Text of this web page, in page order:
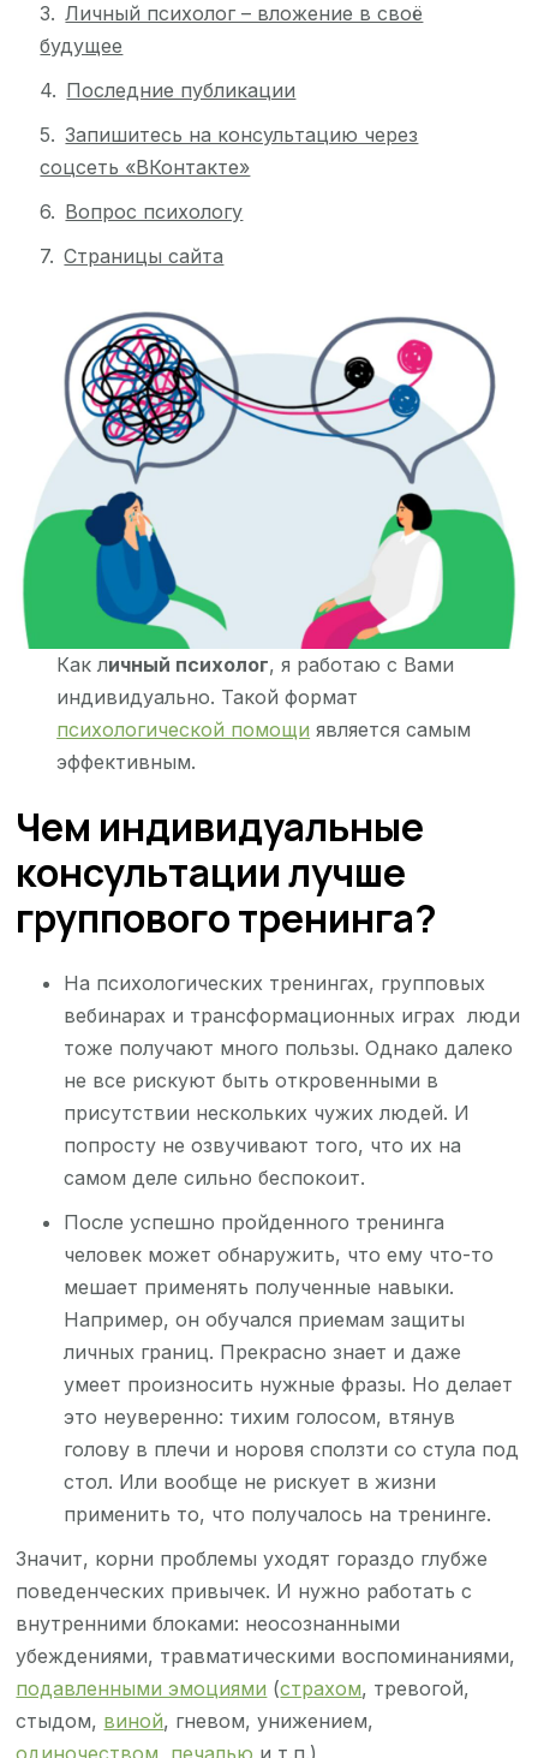
Личный психолог – вложение в своё
будущее
Последние публикации
Запишитесь на консультацию через
соцсеть «ВКонтакте»
Вопрос психологу
Страницы сайта
Как личный психолог, я работаю с Вами
индивидуально. Такой формат
психологической помощи является самым
эффективным.
Чем индивидуальные
консультации лучше
группового тренинга?
На психологических тренингах, групповых
вебинарах и трансформационных играх люди
тоже получают много пользы. Однако далеко
не все рискуют быть откровенными в
присутствии нескольких чужих людей. И
попросту не озвучивают того, что их на
самом деле сильно беспокоит.
После успешно пройденного тренинга
человек может обнаружить, что ему что-то
мешает применять полученные навыки.
Например, он обучался приемам защиты
личных границ. Прекрасно знает и даже
умеет произносить нужные фразы. Но делает
это неуверенно: тихим голосом, втянув
голову в плечи и норовя сползти со стула под
стол. Или вообще не рискует в жизни
применить то, что получалось на тренинге.
Значит, корни проблемы уходят гораздо глубже
поведенческих привычек. И нужно работать с
внутренними блоками: неосознанными
убеждениями, травматическими воспоминаниями,
подавленными эмоциями (страхом, тревогой,
стыдом, виной, гневом, унижением,
одиночеством печалью и т.п.)